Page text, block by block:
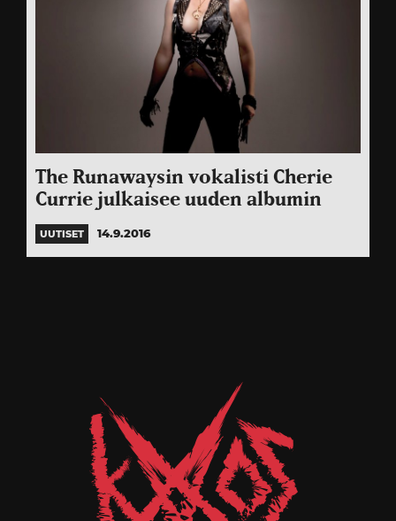
The Runawaysin vokalisti Cherie
Currie julkaisee uuden albumin
UUTISET 14.9.2016